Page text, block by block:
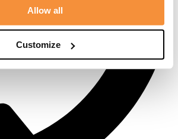
Allow all
Customize